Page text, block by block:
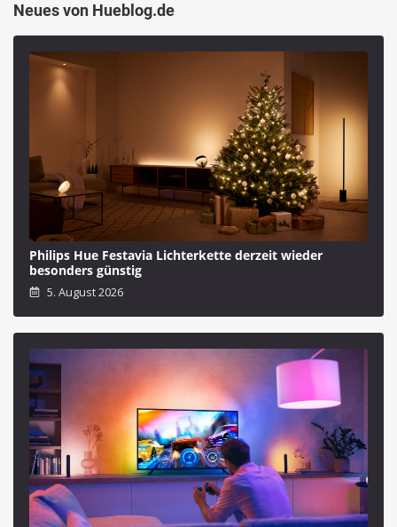
Neues von Hueblog.de
Philips Hue Festavia Lichterkette derzeit wieder
besonders günstig
5. August 2026